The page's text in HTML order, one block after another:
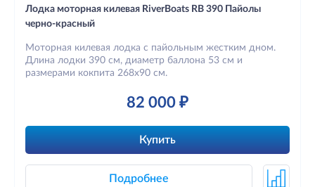
Лодка моторная килевая RiverBoats RB 390 Пайолы
черно-красный
Моторная килевая лодка с пайольным жестким дном.
Длина лодки 390 см, диаметр баллона 53 см и
размерами кокпита 268х90 см.
82 000 ₽
Купить
Подробнее